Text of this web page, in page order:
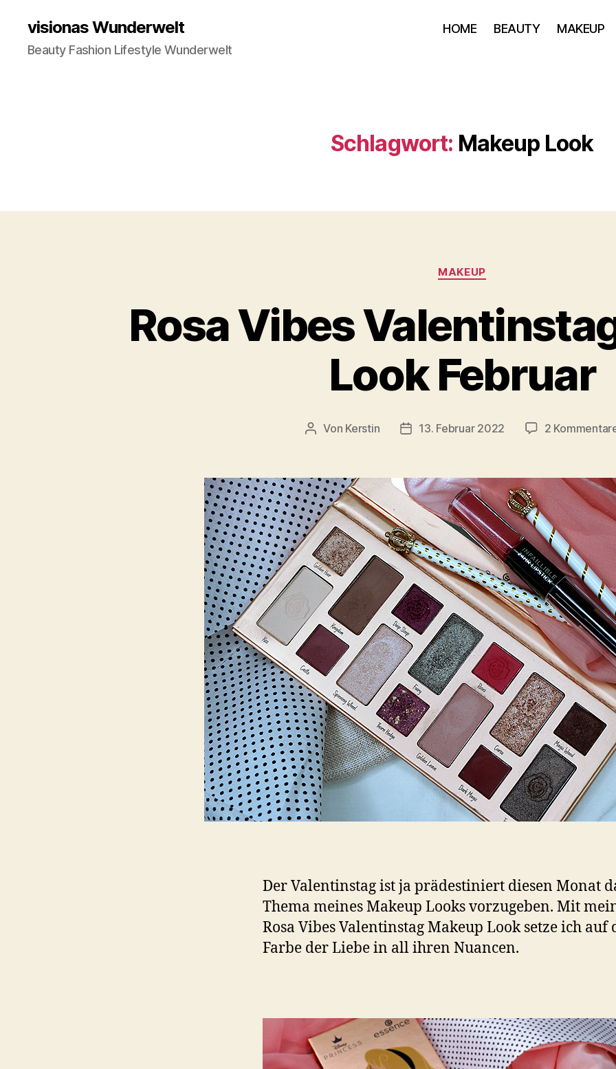
visionas Wunderwelt
Beauty Fashion Lifestyle Wunderwelt
HOME BEAUTY MAKEUP
Schlagwort: Makeup Look
Kategorien
MAKEUP
Rosa Vibes
Look Februar
Beitragsautor
Von Kerstin Beitragsdatum
13. Februar 2022 2
Der Valentinstag ist ja prädestiniert diesen Monat
Thema meines Makeup Looks vorzugeben. Mit
Rosa Vibes Valentinstag Makeup Look setze ich auf
Farbe der Liebe in all ihren Nuancen.